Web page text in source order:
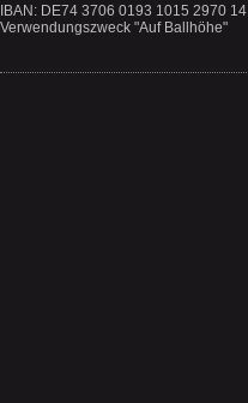
IBAN: DE74 3706 0193 1015 2970 14
Verwendungszweck "Auf Ballhöhe"